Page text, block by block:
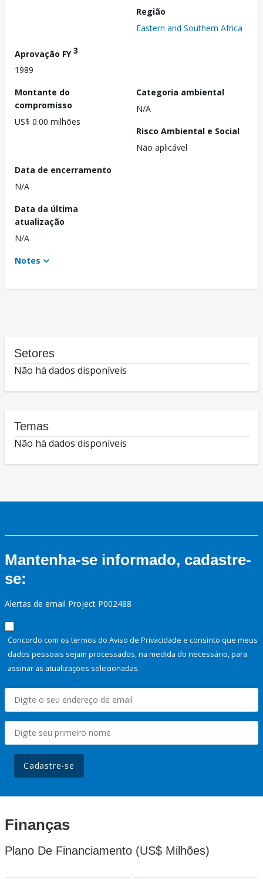
Região
Eastern and Southern Africa
Aprovação FY3
1989
Montante do
compromisso
US$ 0.00 milhões
Categoria ambiental
N/A
Risco Ambiental e Social
Não aplicável
Data de encerramento
N/A
Data da última
atualização
N/A
Notes
Setores
Não há dados disponíveis
Temas
Não há dados disponíveis
Mantenha-se informado, cadastre-
se:
Alertas de email Project P002488
Concordo com os termos do Aviso de Privacidade e consinto que meus
dados pessoais sejam processados, na medida do necessário, para
assinar as atualizações selecionadas.
Cadastre-se
Finanças
Plano De Financiamento (US$ Milhões)